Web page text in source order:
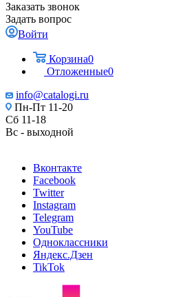
Заказать звонок
Задать вопрос
Войти
Корзина0
Отложенные0
info@catalogi.ru
Пн-Пт 11-20
Сб 11-18
Вс - выходной
Вконтакте
Facebook
Twitter
Instagram
Telegram
YouTube
Одноклассники
Яндекс.Дзен
TikTok